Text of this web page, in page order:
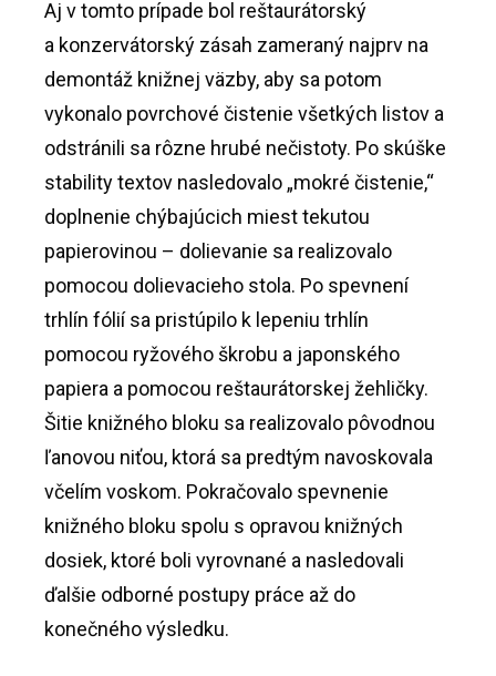
Aj v tomto prípade bol reštaurátorský
a konzervátorský zásah zameraný najprv na
demontáž knižnej väzby, aby sa potom
vykonalo povrchové čistenie všetkých listov a
odstránili sa rôzne hrubé nečistoty. Po skúške
stability textov nasledovalo „mokré čistenie,“
doplnenie chýbajúcich miest tekutou
papierovinou – dolievanie sa realizovalo
pomocou dolievacieho stola. Po spevnení
trhlín fólií sa pristúpilo k lepeniu trhlín
pomocou ryžového škrobu a japonského
papiera a pomocou reštaurátorskej žehličky.
Šitie knižného bloku sa realizovalo pôvodnou
ľanovou niťou, ktorá sa predtým navoskovala
včelím voskom. Pokračovalo spevnenie
knižného bloku spolu s opravou knižných
dosiek, ktoré boli vyrovnané a nasledovali
ďalšie odborné postupy práce až do
konečného výsledku.